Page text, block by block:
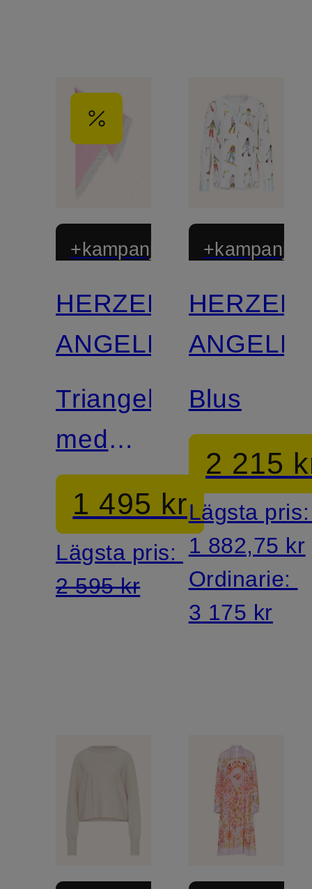
+kampanjrabatt
HERZEN'S
ANGELEGENHEIT
Triangelduk
med
kashmir
1 495 kr
Lägsta pris:
2 595 kr
Blus
2 215
Lägsta
1 882,75 kr
Ordinarie:
3 175 kr